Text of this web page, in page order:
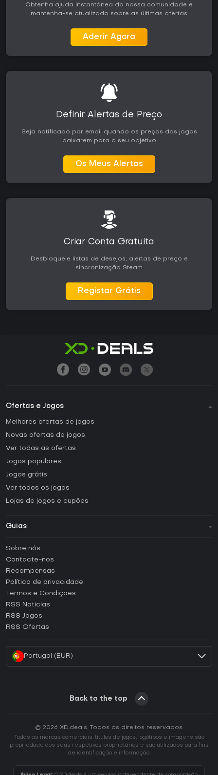
Obtenha ajuda instantânea da nossa comunidade e
mantenha-se atualizado sobre as últimas ofertas
Aderir Agora
Definir Alertas de Preço
Seja notificado por email quando os preços dos jogos
baixarem para o seu objetivo
Os Meus Alertas
Criar Conta Gratuita
Desbloqueie listas de desejos, alertas de preço e
sincronização Steam
Registar Grátis
Ofertas e Jogos
Melhores ofertas de jogos
Novas ofertas de jogos
Ver todas as ofertas
Jogos populares
Jogos grátis
Ver todos os jogos
Lojas de jogos e cupões
Guias
Como ativar uma CD Key Steam?
Como ativar uma CD Key Epic Games?
Como ativar uma CD Key GOG?
Como ativar uma CD Key Ubisoft Connect?
Sobre nós
Contacte-nos
Recompensas
Política de privacidade
Termos e Condições
RSS Noticias
RSS Jogos
RSS Ofertas
Portugal (EUR)
Back to the top
© 2026 XD.deals. Todos os direitos reservados.
Todas as marcas comerciais, títulos de jogos, logótipos e imagens são
propriedade dos seus respetivos proprietários e são utilizados para fins
de identificação e informação.